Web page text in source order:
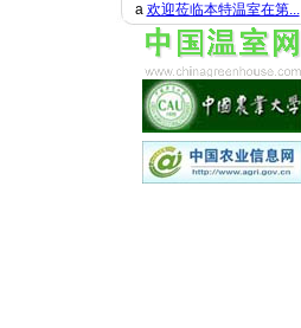
a 欢迎莅临本特温室在第...